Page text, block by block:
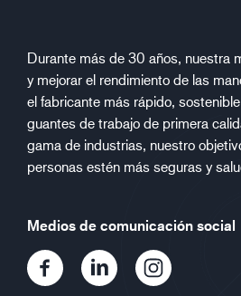
Durante más de 30 años, nuestra
y mejorar el rendimiento de las
el fabricante más rápido,
guantes de trabajo de primera
gama de industrias, nuestro
personas estén más seguras y
Medios de comunicación social